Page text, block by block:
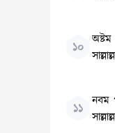
১০
অষ্টম
১১
নবম